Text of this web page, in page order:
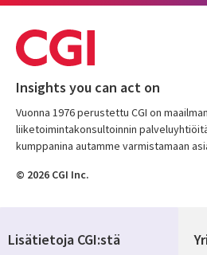
Insights you can act on
Vuonna 1976 perustettu CGI on
liiketoimintakonsultoinnin
kumppanina autamme varmistamaan
© 2026 CGI Inc.
Lisätietoja CGI:stä